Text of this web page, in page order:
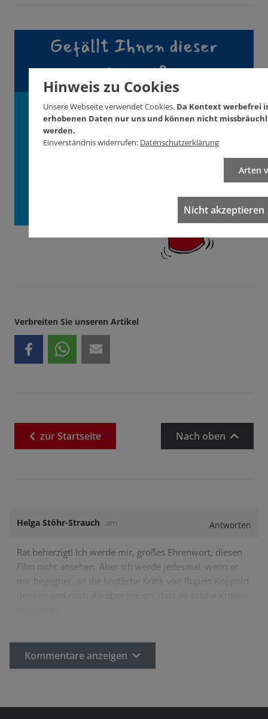
Gefällt Ihnen dieser
Artikel?
Unterstützen Sie
Verbreiten Sie unseren Artikel
zurStartseite Nach oben
Helga Stöhr-Strauch am Antworten
Rat beherzigt! Ich werde mir, großes Ehrenwort, diesen
Film nicht ansehen. Aber ich werde jedesmal, wenn er
mir begegnet, an die köstliche Kritik von Rupert Koppold
Kommentare anzeigen
Hinweis zu Cookies
Unsere Webseite verwendet Cookies. Da Kontext werbefrei
erhobenen Daten nur uns und können nicht
werden.
Einverständnis widerrufen: Datenschutzerklärung
Arten
Nicht akzeptieren